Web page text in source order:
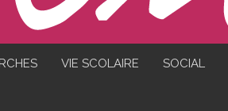
VIE SCOLAIRE SOCIAL